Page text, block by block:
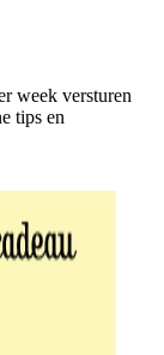
week versturen
tips en